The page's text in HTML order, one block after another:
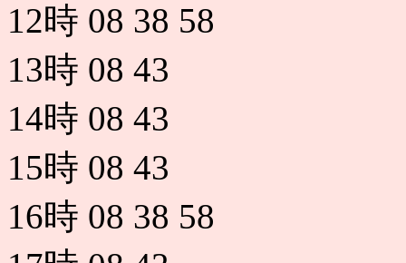
12時 08 38 58
13時 08 43
14時 08 43
15時 08 43
16時 08 38 58